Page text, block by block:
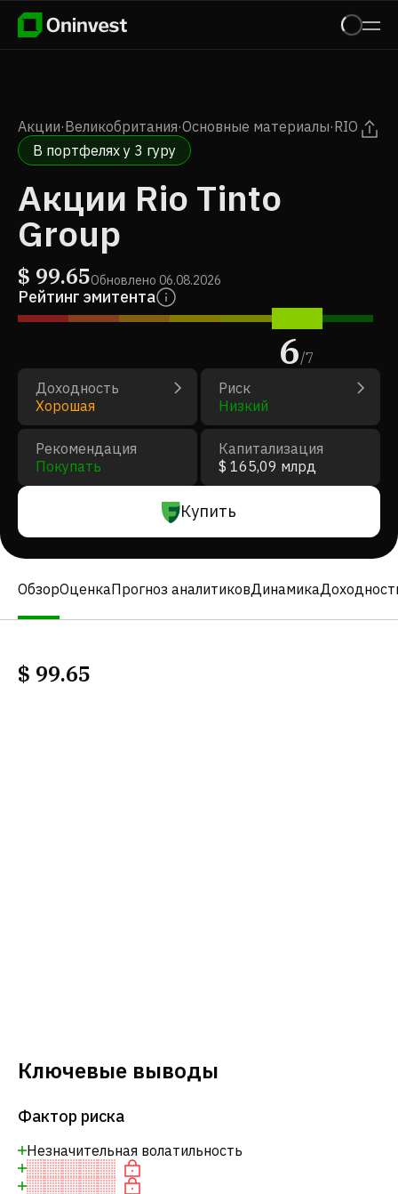
Акции·Великобритания·Основные материалы·RIO
В портфелях у 3 гуру
Акции Rio Tinto
Group
$ 99.65Обновлено 06.08.2026
Рейтинг эмитента
6/7
Доходность
Хорошая
Риск
Низкий
Рекомендация
Покупать
Капитализация
$ 165,09 млрд
Купить
ОбзорОценкаПрогноз аналитиковДинамика
$ 99.65
Ключевые выводы
Фактор риска
Незначительная волатильность